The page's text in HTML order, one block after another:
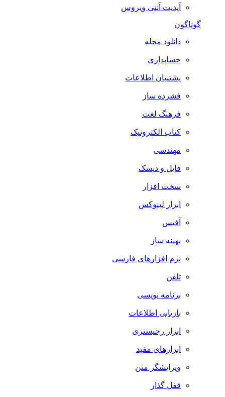
آپدیت آنتی ویروس
گوناگون
دانلود مجله
حسابداری
پشتیبان اطلاعات
فشرده ساز
فرهنگ لغت
کتاب الکترونیک
مهندسی
فایل و دیسک
سخت افزار
ابزار لینوکس
آفیس
بهینه ساز
نرم افزارهای فارسی
تلفن
برنامه نویسی
بازیابی اطلاعات
ابزار رجیستری
ابزارهای مفید
ویرایشگر متن
قفل گذار